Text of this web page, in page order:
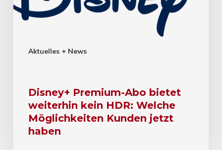
Aktuelles + News
Disney+ Premium-Abo bietet
weiterhin kein HDR: Welche
Möglichkeiten Kunden jetzt
haben